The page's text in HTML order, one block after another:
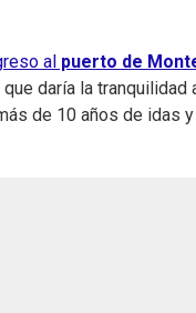
al puerto de
daría la tranquilidad
de 10 años de idas